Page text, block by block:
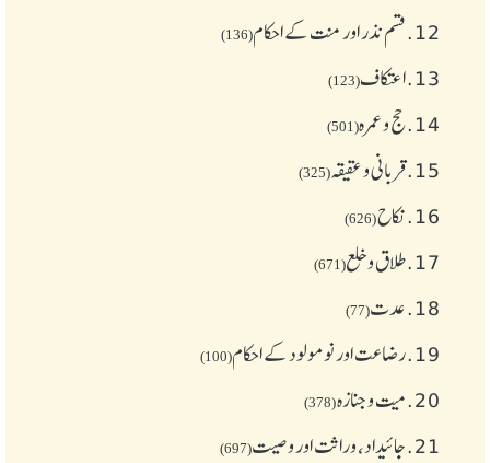
12. قسم نذر اور منت کے احکام(136)
13. اعتکاف(123)
14. حج و عمرہ(501)
15. قربانی و عقیقہ(325)
16. نکاح(626)
17. طلاق و خلع(671)
18. عدت(77)
19. رضاعت اور نومولود کے احکام(100)
20. میت و جنازہ(378)
21. جائیداد، وراثت اور وصیت(697)